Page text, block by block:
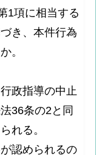
1項に相当する
き、本件行為
。
政指導の中止
36条の2と同
れる。
認められるの